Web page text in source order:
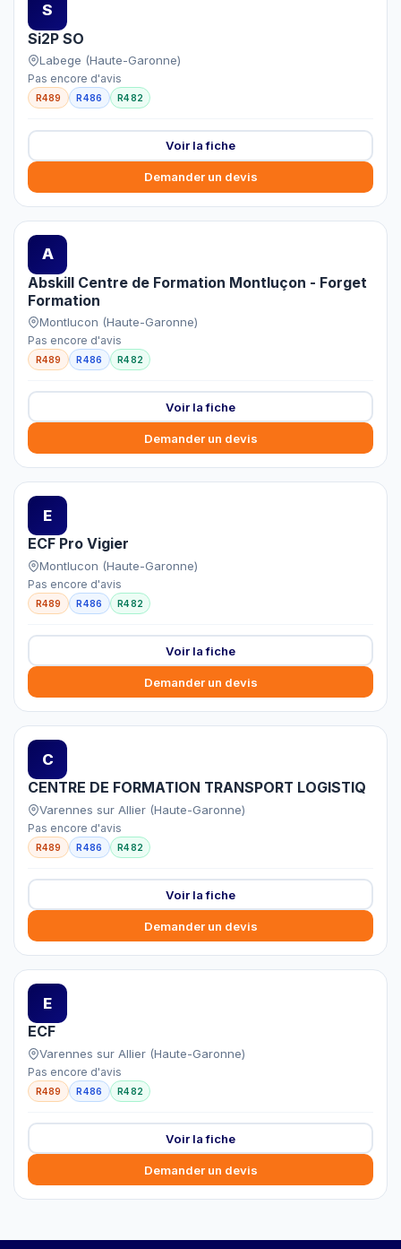
S
Si2P SO
Labege (Haute-Garonne)
Pas encore d'avis
R489 R486 R482
Voir la fiche
Demander un devis
A
Abskill Centre de Formation Montluçon - Forget
Formation
Montlucon (Haute-Garonne)
Pas encore d'avis
R489 R486 R482
Voir la fiche
Demander un devis
E
ECF Pro Vigier
Montlucon (Haute-Garonne)
Pas encore d'avis
R489 R486 R482
Voir la fiche
Demander un devis
C
CENTRE DE FORMATION TRANSPORT LOGISTIQ
Varennes sur Allier (Haute-Garonne)
Pas encore d'avis
R489 R486 R482
Voir la fiche
Demander un devis
E
ECF
Varennes sur Allier (Haute-Garonne)
Pas encore d'avis
R489 R486 R482
Voir la fiche
Demander un devis